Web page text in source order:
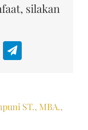
silakan
Telegram
ST., MBA.,